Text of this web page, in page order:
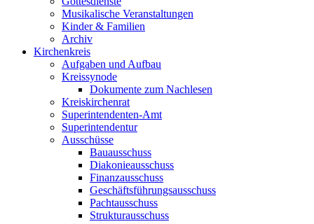
Musikalische Veranstaltungen
Kinder & Familien
Archiv
Kirchenkreis
Aufgaben und Aufbau
Kreissynode
Dokumente zum Nachlesen
Kreiskirchenrat
Superintendenten-Amt
Superintendentur
Ausschüsse
Bauausschuss
Diakonieausschuss
Finanzausschuss
Geschäftsführungsausschuss
Pachtausschuss
Strukturausschuss